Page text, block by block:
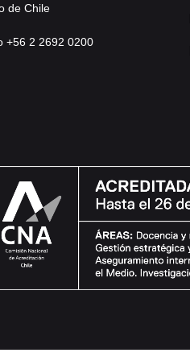
de Chile
+56 2 2692 0200